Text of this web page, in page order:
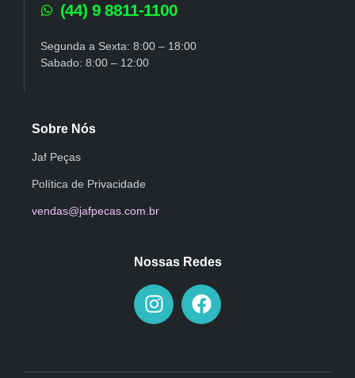
(44) 9 8811-1100
Segunda a Sexta: 8:00 – 18:00
Sabado: 8:00 – 12:00
Sobre Nós
Jaf Peças
Política de Privacidade
vendas@jafpecas.com.br
Nossas Redes